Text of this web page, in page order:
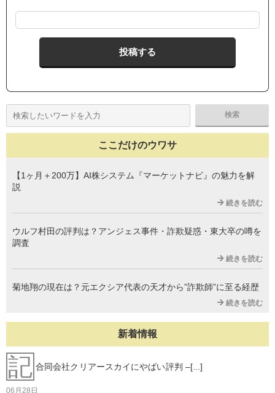
ここだけのウワサ
【1ヶ月＋200万】AI株システム『マーケットナビ』の魅力を解
説
続きを読む
ウルフ村田の評判は？アンジェス事件・詐欺疑惑・東大卒の噂を
調査
続きを読む
菊地翔の現在は？元エクシア代表の天才から”詐欺師”に至る経歴
続きを読む
新着情報
記 合同会社クリアースカイにやばい評判 –[...]
06月28日